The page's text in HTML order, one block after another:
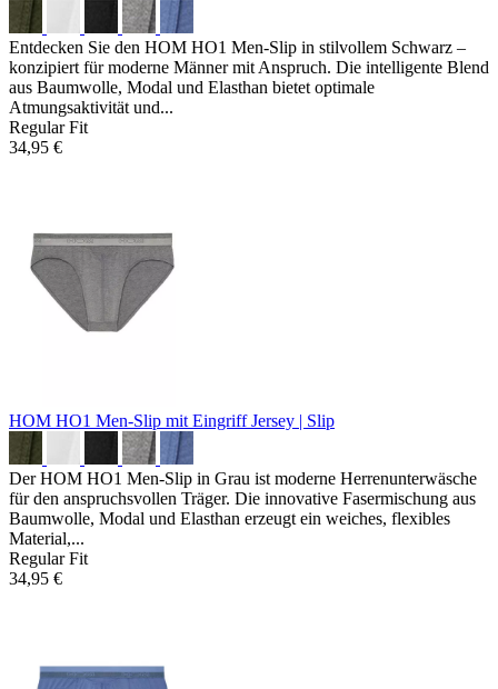
Entdecken Sie den HOM HO1 Men-Slip in stilvollem Schwarz –
konzipiert für moderne Männer mit Anspruch. Die intelligente Blend
aus Baumwolle, Modal und Elasthan bietet optimale
Atmungsaktivität und...
Regular Fit
34,95 €
HOM HO1 Men-Slip mit EingriffJersey | Slip
Der HOM HO1 Men-Slip in Grau ist moderne Herrenunterwäsche
für den anspruchsvollen Träger. Die innovative Fasermischung aus
Baumwolle, Modal und Elasthan erzeugt ein weiches, flexibles
Material,...
Regular Fit
34,95 €